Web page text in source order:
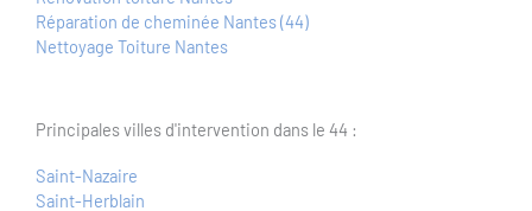
Nettoyage Toiture Nantes
Saint-Nazaire
Saint-Herblain
Reze